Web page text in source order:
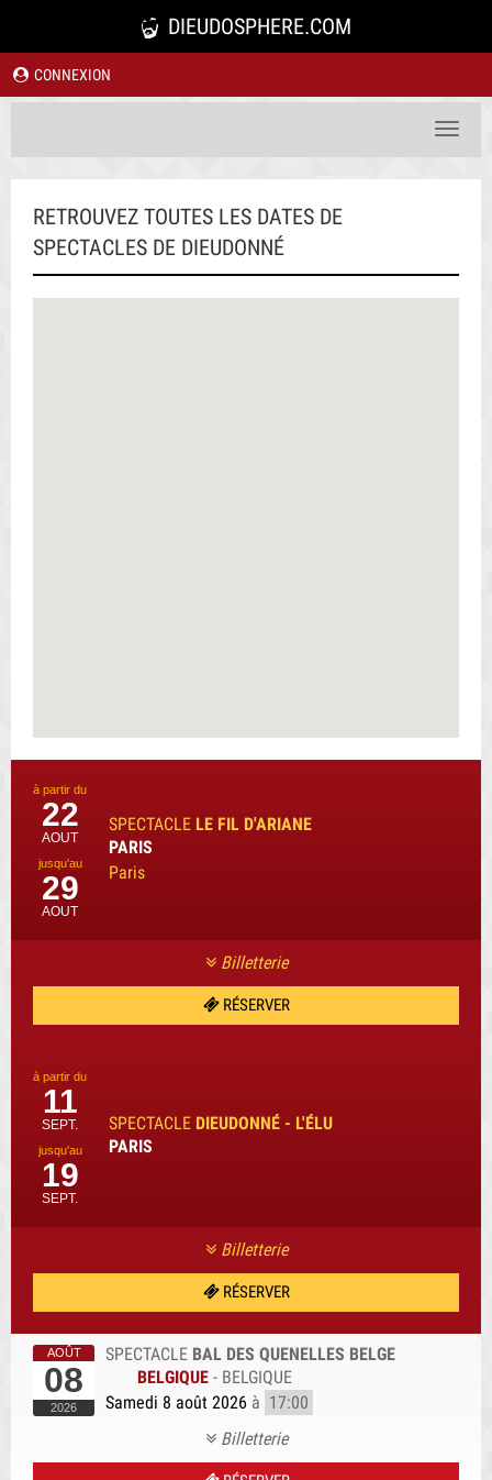
DIEUDOSPHERE.COM
CONNEXION
Toggle
RETROUVEZ TOUTES LES DATES DE
SPECTACLES DE DIEUDONNÉ
à partir du
22
AOÛT
jusqu'au
29
AOÛT
SPECTACLE LE FIL D'ARIANE
PARIS
Paris
Billetterie
RÉSERVER
à partir du
11
SEPT.
jusqu'au
19
SEPT.
SPECTACLE DIEUDONNÉ - L'ÉLU
PARIS
Billetterie
RÉSERVER
08
SPECTACLE BAL DES QUENELLES BELGE
BELGIQUE - BELGIQUE
Samedi 8 août 2026 à 17:00
Billetterie